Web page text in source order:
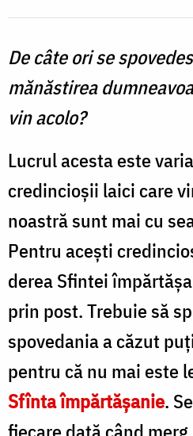
De câte ori se
mănăstirea
vin acolo?
Lucrul acesta este
credincioşii laici care
noastră sunt mai cu
Pentru aceşti
derea Sfintei
prin post. Trebuie să
spovedania a căzut
pentru că nu mai este
Sfînta împărtăşanie.